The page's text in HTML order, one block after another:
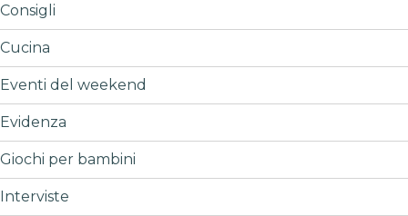
Consigli
Cucina
Eventi del weekend
Evidenza
Giochi per bambini
Interviste